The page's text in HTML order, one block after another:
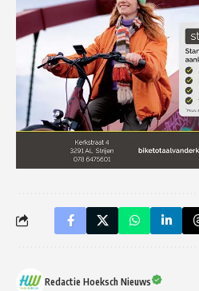
Redactie Hoeksch Nieuws